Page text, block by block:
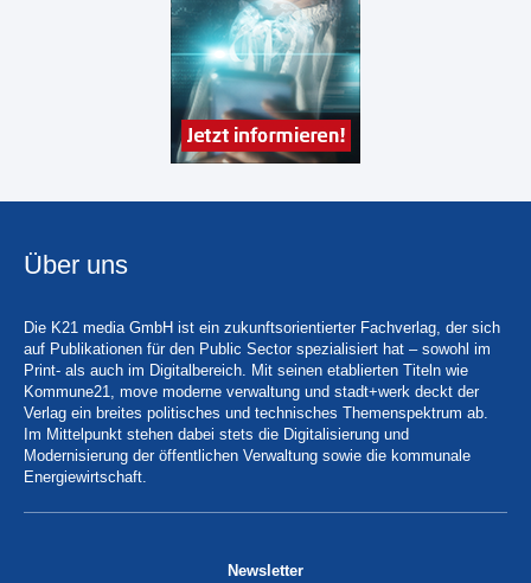
Über uns
Die K21 media GmbH ist ein zukunftsorientierter Fachverlag, der sich
auf Publikationen für den Public Sector spezialisiert hat – sowohl im
Print- als auch im Digitalbereich. Mit seinen etablierten Titeln wie
Kommune21, move moderne verwaltung und stadt+werk deckt der
Verlag ein breites politisches und technisches Themenspektrum ab.
Im Mittelpunkt stehen dabei stets die Digitalisierung und
Modernisierung der öffentlichen Verwaltung sowie die kommunale
Energiewirtschaft.
Newsletter